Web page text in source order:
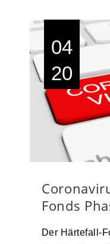
04
20
Fonds
Der Härtefall-